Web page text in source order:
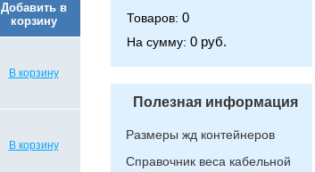
Добавить в
корзину
В корзину
В корзину
Товаров: 0
На сумму: 0 руб.
Полезная информация
Размеры жд контейнеров
Справочник веса кабельной